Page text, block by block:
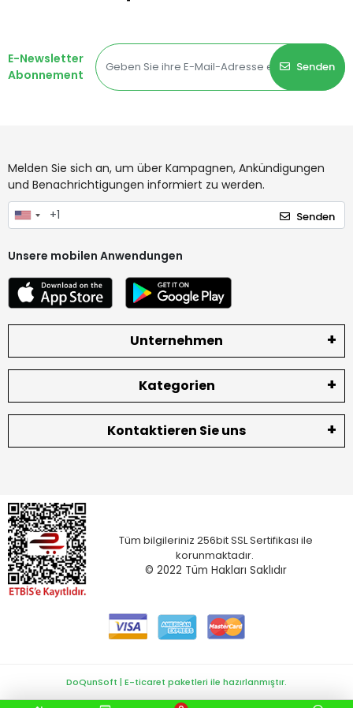
E-Newsletter
Abonnement
Senden
Melden Sie sich an, um über Kampagnen, Ankündigungen
und Benachrichtigungen informiert zu werden.
Senden
Unsere mobilen Anwendungen
Unternehmen
Kategorien
Kontaktieren Sie uns
Tüm bilgileriniz 256bit SSL Sertifikası ile
korunmaktadır.
© 2022 Tüm Hakları Saklıdır
DoQunSoft | E-ticaret paketleri ile hazırlanmıştır.